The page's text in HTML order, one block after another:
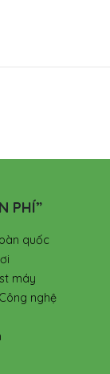
PHÍ”
quốc
máy
nghệ